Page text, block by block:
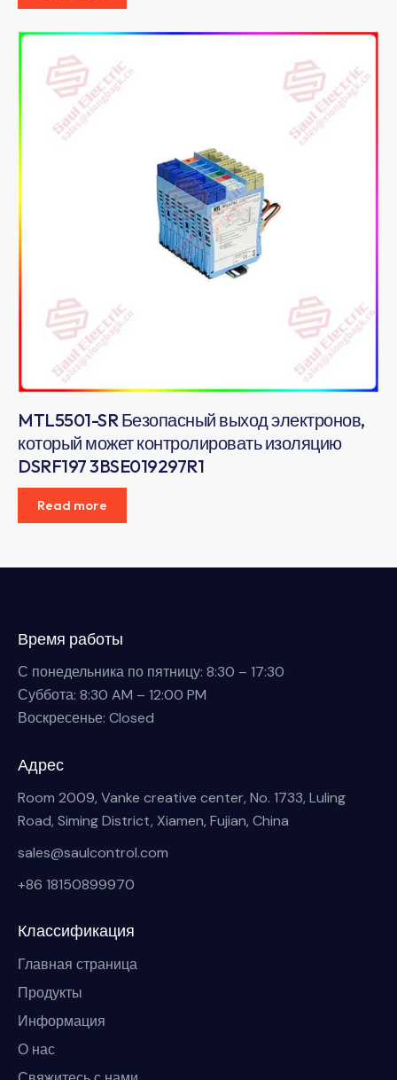
MTL5501-SR Безопасный выход электронов,
который может контролировать изоляцию
DSRF197 3BSE019297R1
Read more
Время работы
С понедельника по пятницу: 8:30 – 17:30
Суббота: 8:30 AM – 12:00 PM
Воскресенье: Closed
Адрес
Room 2009, Vanke creative center, No. 1733, Luling
Road, Siming District, Xiamen, Fujian, China
sales@saulcontrol.com
+86 18150899970
Классификация
Главная страница
Продукты
Информация
О нас